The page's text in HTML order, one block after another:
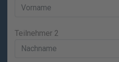
Teilnehmer 2